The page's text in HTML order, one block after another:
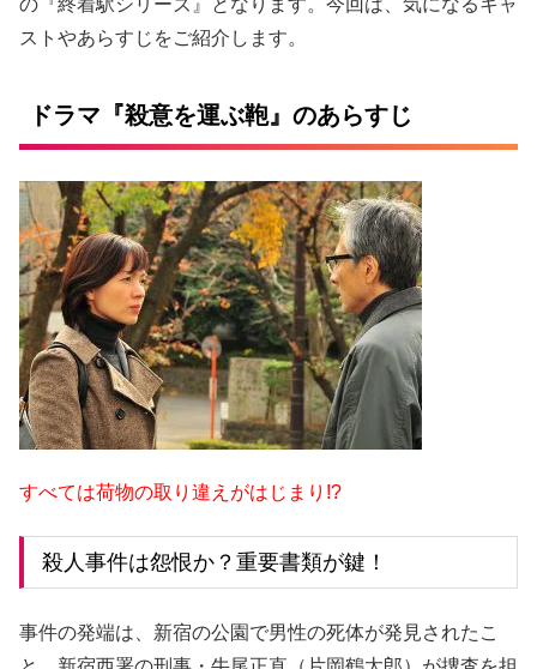
の『終着駅シリーズ』となります。今回は、気になるキャ
ストやあらすじをご紹介します。
ドラマ『殺意を運ぶ鞄』のあらすじ
すべては荷物の取り違えがはじまり!?
殺人事件は怨恨か？重要書類が鍵！
事件の発端は、新宿の公園で男性の死体が発見されたこ